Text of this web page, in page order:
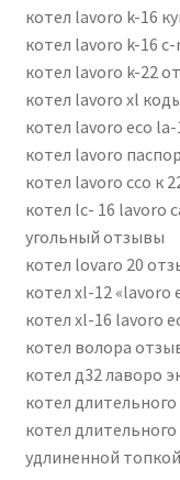
котел lavoro k-16
котел lavoro k-16 с-
котел lavoro k-22
котел lavoro xl
котел lavoro еco lа-
котел lavoro
котел lavoro ссо к
котел lc- 16 lavoro
угольный отзывы
котел lovaro 20
котел xl-12 «lavoro
котел xl-16 lavoro
котел волора
котел д32 лаворо
котел
котел
удлиненной